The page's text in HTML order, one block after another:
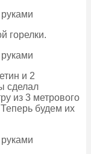
горелки.
и 2
сделал
из 3 метрового
будем их